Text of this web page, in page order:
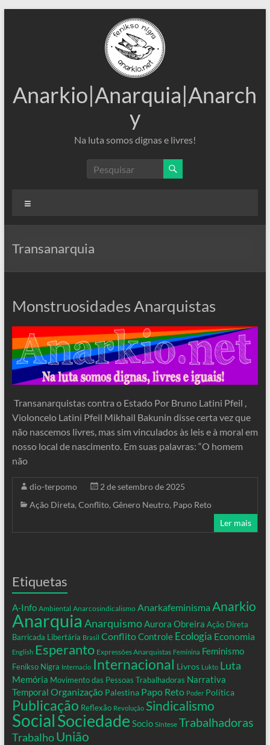
Anarkio|Anarquia|Anarch
y
Na luta somos dignas e livres!
Transanarquia
Monstruosidades Anarquistas
Transanarquistas contra o Estado Por Bruno Latini Pfeil ,
Violoncelo Latini Pfeil Mikhail Bakunin disse certa vez que
não nascemos livres, mas sim vinculados às leis e à moral em
nosso local de nascimento. Em suas palavras: “O homem
não
dio-terpomo
2 de setembro de 2025
Ação Direta, Conflito, Gênero Neutro, Papo Reto
Ler mais
Etiquetas
A-Info Ambiental Anarcosindicalismo Anarkafeminisma Anarkio
Anarquia AnarquismoAurora Obreira Ação Direta
Barricada Libertária Brasil ConflitoControle Ecologia Economia
English Esperanto Expressões Anarquistas Feminina Feminismo
Fenikso Nigra Internacio Internacional Livros Lukto Luta
Memória Movimento das Pessoas Trabalhadoras Narrativa
Temporal Organização Palestina Papo Reto Poder Política
Publicação Reflexão Revolução Sindicalismo
SocialSociedade Socio Síntese Trabalhadoras
Trabalho União